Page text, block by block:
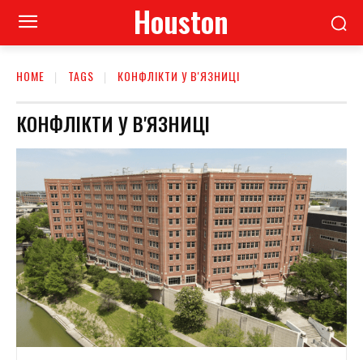
Houston
HOME TAGS КОНФЛІКТИ У В'ЯЗНИЦІ
КОНФЛІКТИ У В'ЯЗНИЦІ